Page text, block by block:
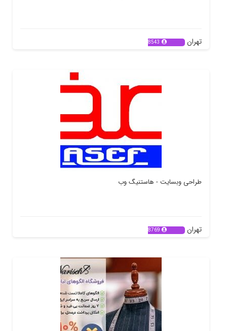
تهران 8543
طراحی وبسایت - هاستنیگ وب
تهران 8769